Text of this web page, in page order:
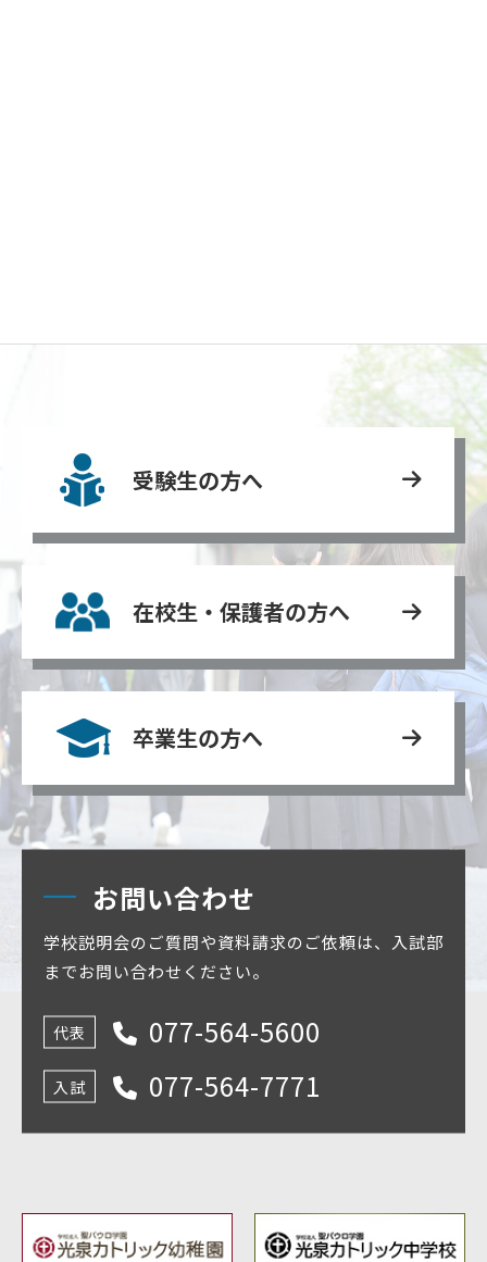
受験生の方へ
在校生・保護者の方へ
卒業生の方へ
お問い合わせ
学校説明会のご質問や資料請求のご依頼は、入試部
までお問い合わせください。
代表 077-564-5600
入試 077-564-7771